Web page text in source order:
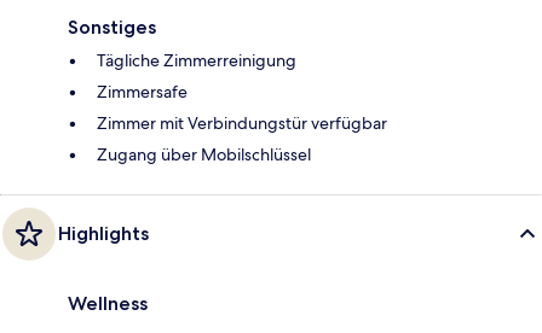
Sonstiges
Tägliche Zimmerreinigung
Zimmersafe
Zimmer mit Verbindungstür verfügbar
Zugang über Mobilschlüssel
Highlights
Wellness